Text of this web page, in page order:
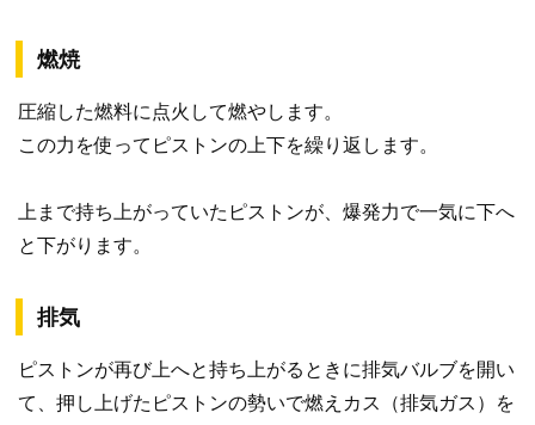
燃焼
圧縮した燃料に点火して燃やします。
この力を使ってピストンの上下を繰り返します。
上まで持ち上がっていたピストンが、爆発力で一気に下へ
と下がります。
排気
ピストンが再び上へと持ち上がるときに排気バルブを開い
て、押し上げたピストンの勢いで燃えカス（排気ガス）を